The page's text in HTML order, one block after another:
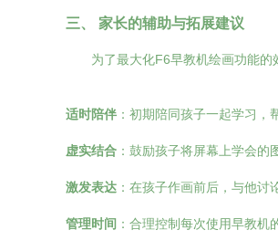
三、 家长的辅助与拓展建议
为了最大化F6早教机绘画功能的
适时陪伴 ：初期陪同孩子一起学习，
虚实结合 ：鼓励孩子将屏幕上学会的
激发表达 ：在孩子作画前后，与他
管理时间 ：合理控制每次使用早教机